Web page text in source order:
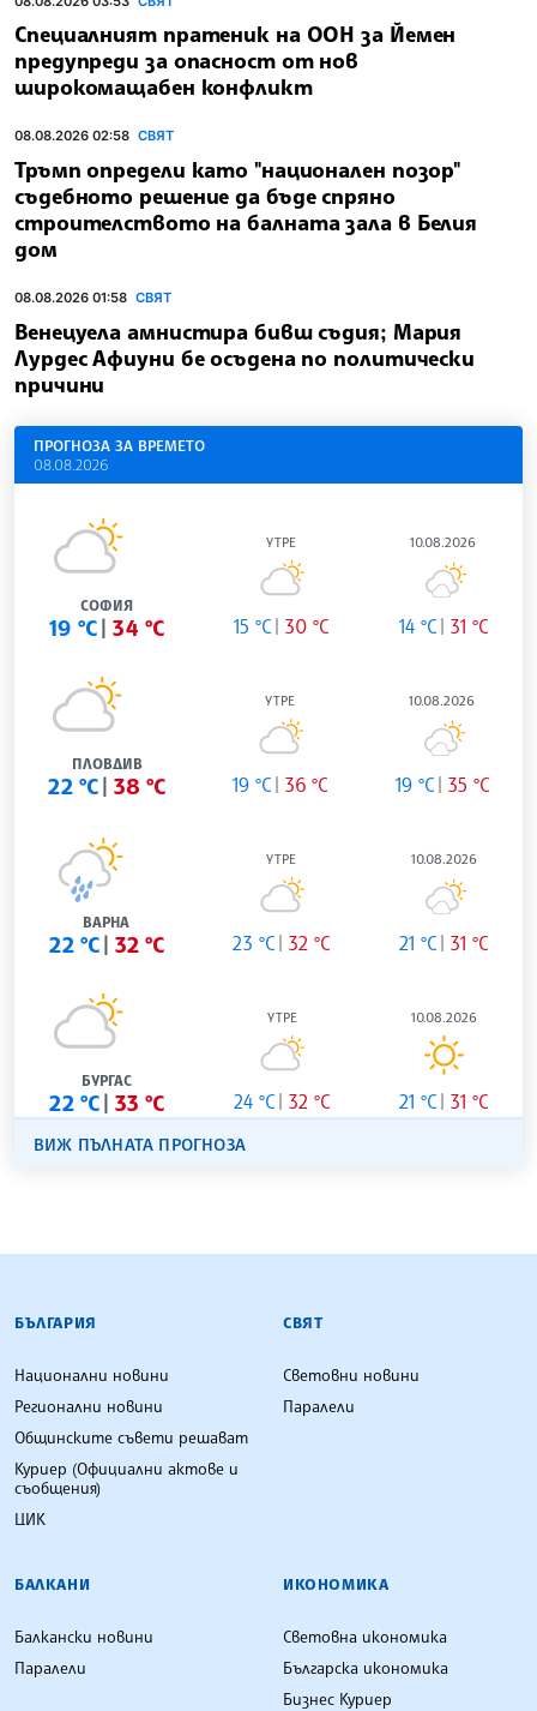
Специалният пратеник на ООН за Йемен
предупреди за опасност от нов
широкомащабен конфликт
08.08.2026 02:58 СВЯТ
Тръмп определи като "национален позор"
съдебното решение да бъде спряно
строителството на балната зала в Белия
дом
08.08.2026 01:58 СВЯТ
Венецуела амнистира бивш съдия; Мария
Лурдес Афиуни бе осъдена по политически
причини
ПРОГНОЗА ЗА ВРЕМЕТО
08.08.2026
СОФИЯ
19 °C 34 °C
УТРЕ
15 °C 30 °C
10.08.2026
14 °C 31 °C
ПЛОВДИВ
22 °C 38 °C
УТРЕ
19 °C 36 °C
10.08.2026
19 °C 35 °C
ВАРНА
22 °C 32 °C
УТРЕ
23 °C 32 °C
10.08.2026
21 °C 31 °C
БУРГАС
22 °C 33 °C
УТРЕ
24 °C 32 °C
10.08.2026
21 °C 31 °C
ВИЖ ПЪЛНАТА ПРОГНОЗА
БЪЛГАРСКА ТЕЛЕГРАФНА АГЕНЦИЯ
БЪЛГАРИЯ
Национални новини
Регионални новини
Общинските съвети решават
Куриер (Официални актове и
съобщения)
ЦИК
СВЯТ
Световни новини
Паралели
БАЛКАНИ
Балкански новини
Паралели
ИКОНОМИКА
Световна икономика
Българска икономика
Бизнес Куриер